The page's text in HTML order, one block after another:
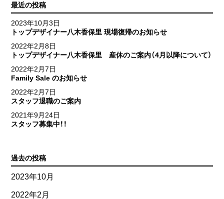
最近の投稿
2023年10月3日
トップデザイナー八木香保里 現場復帰のお知らせ
2022年2月8日
トップデザイナー八木香保里 産休のご案内（4月以降について）
2022年2月7日
Family Sale のお知らせ
2022年2月7日
スタッフ退職のご案内
2021年9月24日
スタッフ募集中！！
過去の投稿
2023年10月
2022年2月